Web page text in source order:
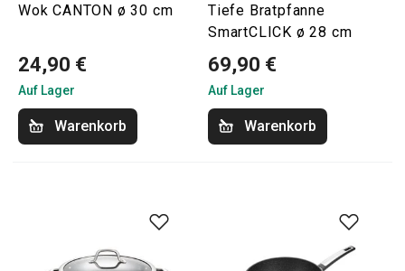
Wok CANTON ø 30 cm
24,90 €
Auf Lager
Warenkorb
Tiefe Bratpfanne
SmartCLICK ø 28 cm
69,90 €
Auf Lager
Warenkorb